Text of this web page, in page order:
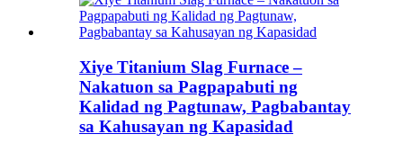
Xiye Titanium Slag Furnace –
Nakatuon sa Pagpapabuti ng
Kalidad ng Pagtunaw, Pagbabantay
sa Kahusayan ng Kapasidad